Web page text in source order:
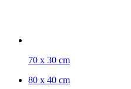
70 x 30 cm
80 x 40 cm